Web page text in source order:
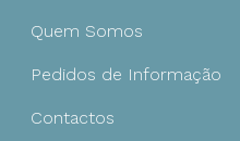
Manutenção
Quem Somos
Pedidos de Informação
Contactos